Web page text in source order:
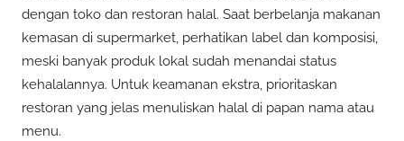
dengan toko dan restoran halal. Saat berbelanja makanan
kemasan di supermarket, perhatikan label dan komposisi,
meski banyak produk lokal sudah menandai status
kehalalannya. Untuk keamanan ekstra, prioritaskan
restoran yang jelas menuliskan halal di papan nama atau
menu.